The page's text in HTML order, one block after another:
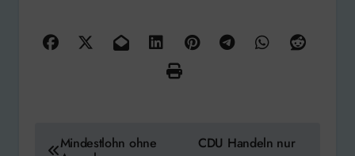
Beitragsnavigation
Mindestlohn ohne
CDU Handeln nur